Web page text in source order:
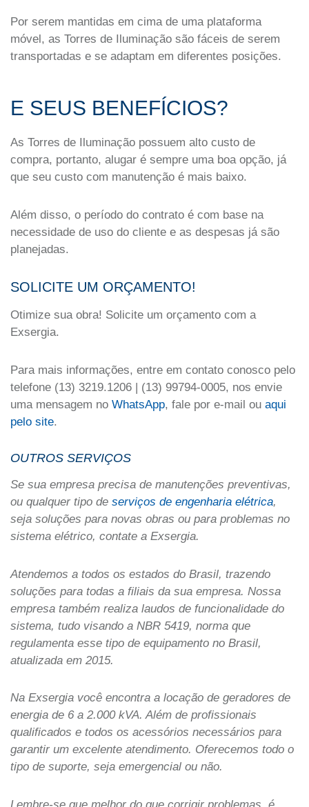
Por serem mantidas em cima de uma plataforma
móvel, as Torres de Iluminação são fáceis de serem
transportadas e se adaptam em diferentes posições.
E SEUS BENEFÍCIOS?
As Torres de Iluminação possuem alto custo de
compra, portanto, alugar é sempre uma boa opção, já
que seu custo com manutenção é mais baixo.
Além disso, o período do contrato é com base na
necessidade de uso do cliente e as despesas já são
planejadas.
SOLICITE UM ORÇAMENTO!
Otimize sua obra! Solicite um orçamento com a
Exsergia.
Para mais informações, entre em contato conosco pelo
telefone (13) 3219.1206 | (13) 99794-0005, nos envie
uma mensagem no WhatsApp, fale por e-mail ou aqui
pelo site.
OUTROS SERVIÇOS
Se sua empresa precisa de manutenções preventivas,
ou qualquer tipo de serviços de engenharia elétrica,
seja soluções para novas obras ou para problemas no
sistema elétrico, contate a Exsergia.
Atendemos a todos os estados do Brasil, trazendo
soluções para todas a filiais da sua empresa. Nossa
empresa também realiza laudos de funcionalidade do
sistema, tudo visando a NBR 5419, norma que
regulamenta esse tipo de equipamento no Brasil,
atualizada em 2015.
Na Exsergia você encontra a locação de geradores de
energia de 6 a 2.000 kVA. Além de profissionais
qualificados e todos os acessórios necessários para
garantir um excelente atendimento. Oferecemos todo o
tipo de suporte, seja emergencial ou não.